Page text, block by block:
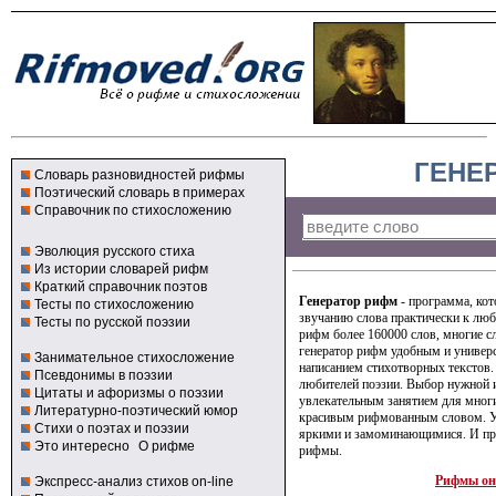
Словарь разновидностей рифмы
Поэтический словарь в примерах
Справочник по стихосложению
Эволюция русского стиха
Из истории словарей рифм
Краткий справочник поэтов
Тесты по стихосложению
Тесты по русской поэзии
Занимательное стихосложение
Псевдонимы в поэзии
Цитаты и афоризмы о поэзии
Литературно-поэтический юмор
Стихи о поэтах и поэзии
Это интересно О рифме
Экспресс-анализ стихов on-line
Генератор рифм - программа,
звучанию слова практически к
рифм более 160000 слов, многие
генератор рифм удобным и
написанием стихотворных
любителей поэзии. Выбор нужной
увлекательным занятием для
красивым рифмованным словом.
яркими и замоминающимися. И
рифмы.
Рифмы